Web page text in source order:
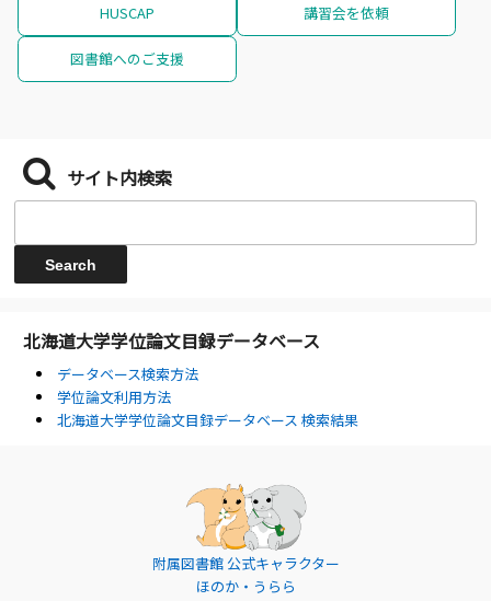
HUSCAP 講習会を依頼
図書館へのご支援
サイト内検索
北海道大学学位論文目録データベース
データベース検索方法
学位論文利用方法
北海道大学学位論文目録データベース 検索結果
附属図書館 公式キャラクター
ほのか・うらら